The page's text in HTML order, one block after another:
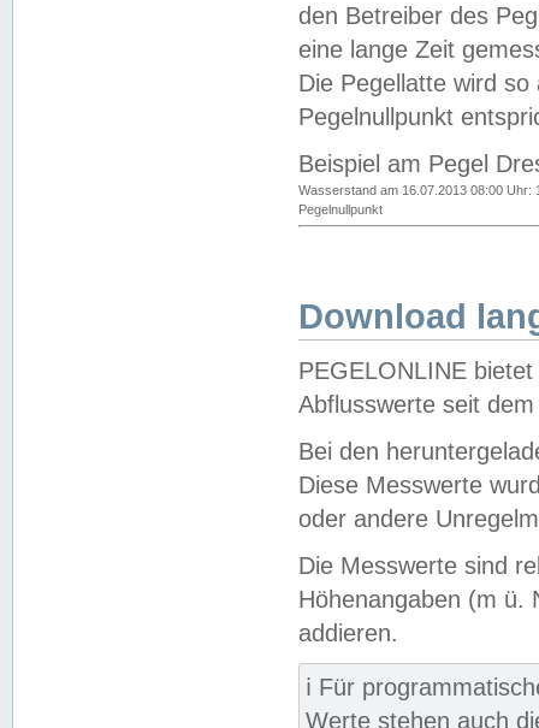
den Betreiber des
eine lange Zeit
Die Pegellatte wird
Pegelnullpunkt
Beispiel am Pegel
Wasserstand am 16.07.2013 08:00 Uhr:
Pegelnullpunkt
Download
PEGELONLINE
Abflusswerte seit
Bei den
Diese Messwerte
oder andere
Die Messwerte sind
Höhenangaben (m ü.
addieren.
ℹ️ Für
Werte stehen auch